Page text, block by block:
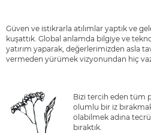
Güven ve istikrarla atılımlar yaptık ve
kuşattık. Global anlamda bilgiye ve
yatırım yaparak, değerlerimizden asla
vermeden yürümek vizyonundan hiç
Bizi tercih eden tüm
olumlu bir iz
olabilmek adına
bıraktık.